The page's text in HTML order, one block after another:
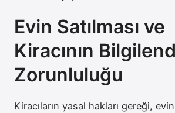
Evin Satılması ve
Kiracının
Zorunluluğu
Kiracıların yasal hakları gereği, evin